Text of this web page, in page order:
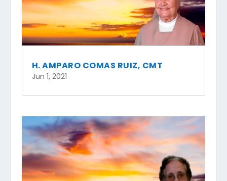
H. AMPARO COMAS RUIZ, CMT
Jun 1, 2021